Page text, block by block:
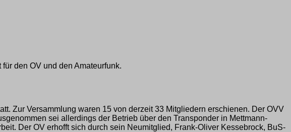
den OV und den Amateurfunk.
Zur Versammlung waren 15 von derzeit 33 Mitgliedern erschienen. Der OVV
sei allerdings der Betrieb über den Transponder in Mettmann­
Der OV erhofft sich durch sein Neumitglied, Frank-Oliver Kessebrock, BuS-